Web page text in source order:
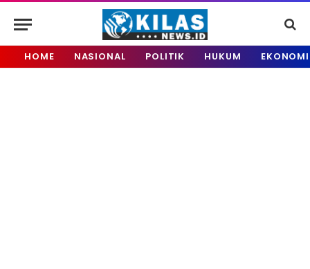
HOME NASIONAL POLITIK HUKUM EKONOMI